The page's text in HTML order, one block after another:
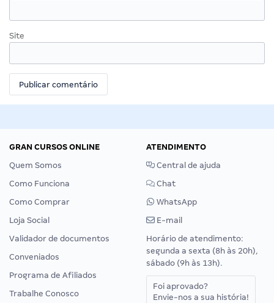
Site
GRAN CURSOS ONLINE
Quem Somos
Como Funciona
Como Comprar
Loja Social
Validador de documentos
Conveniados
Programa de Afiliados
Trabalhe Conosco
ATENDIMENTO
Central de ajuda
Chat
WhatsApp
E-mail
Horário de atendimento:
segunda a sexta (8h às 20h),
sábado (9h às 13h).
Foi aprovado?
Envie-nos a sua história!